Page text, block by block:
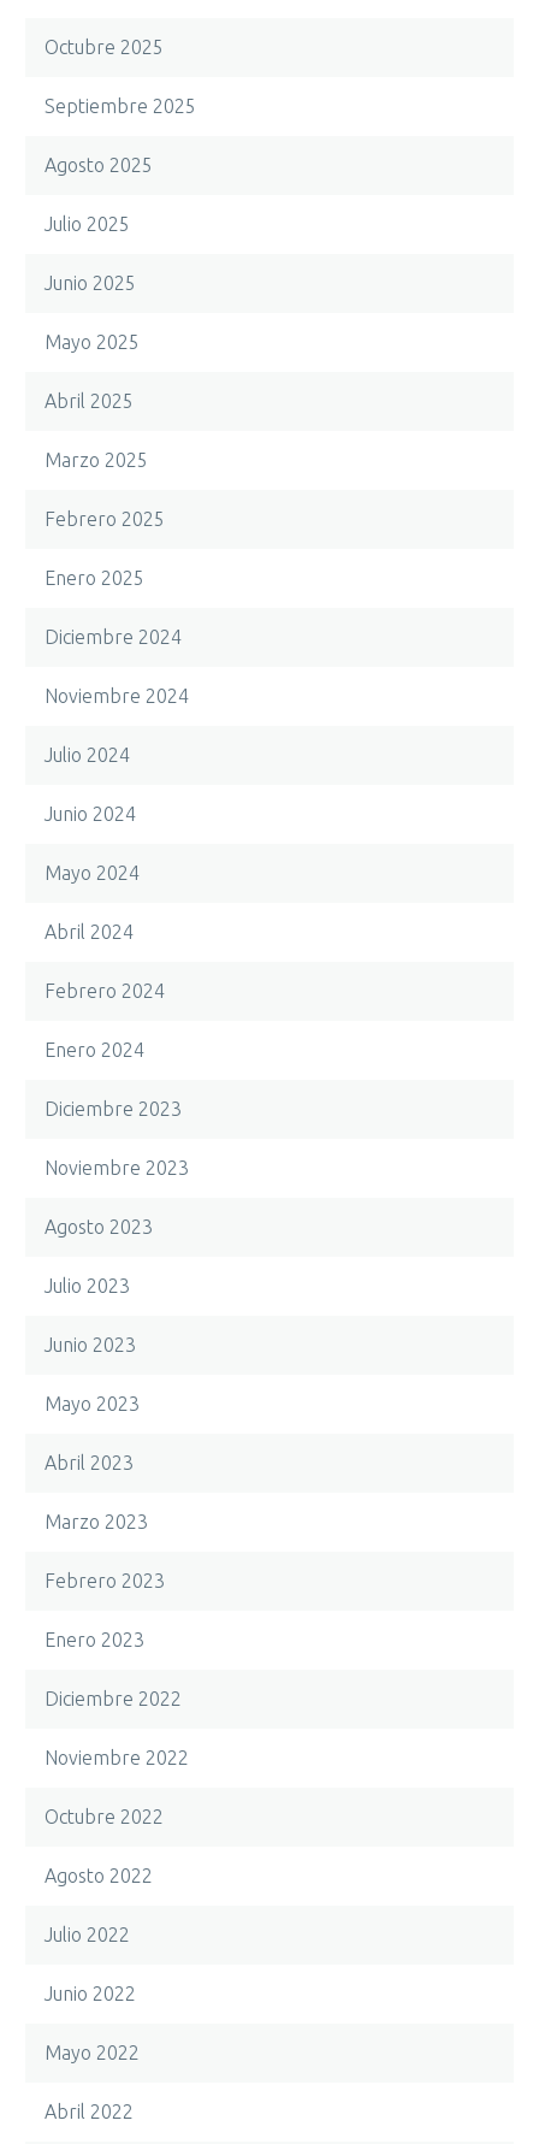
Octubre 2025
Septiembre 2025
Agosto 2025
Julio 2025
Junio 2025
Mayo 2025
Abril 2025
Marzo 2025
Febrero 2025
Enero 2025
Diciembre 2024
Noviembre 2024
Julio 2024
Junio 2024
Mayo 2024
Abril 2024
Febrero 2024
Enero 2024
Diciembre 2023
Noviembre 2023
Agosto 2023
Julio 2023
Junio 2023
Mayo 2023
Abril 2023
Marzo 2023
Febrero 2023
Enero 2023
Diciembre 2022
Noviembre 2022
Octubre 2022
Agosto 2022
Julio 2022
Junio 2022
Mayo 2022
Abril 2022